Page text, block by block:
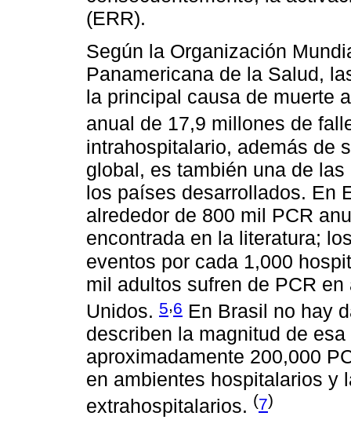
(ERR).
Según la Organización
Panamericana de la Salud,
la principal causa de muerte
anual de 17,9 millones de
intrahospitalario, además de
global, es también una de
los países desarrollados. En
alrededor de 800 mil PCR
encontrada en la literatura;
eventos por cada 1,000
mil adultos sufren de PCR
Unidos. 5,6 En Brasil no hay
describen la magnitud de
aproximadamente 200,000
en ambientes hospitalarios y
extrahospitalarios. (7)